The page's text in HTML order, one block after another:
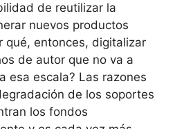
de reutilizar la
nuevos productos
qué, entonces, digitalizar
de autor que no va a
esa escala? Las razones
de los soportes
los fondos